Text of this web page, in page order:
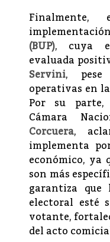
(BUP), cuya
evaluada
Servini, pese
operativas en
Por su
Cámara
Corcuera,
implementa
económico, ya
son más
garantiza
electoral esté
votante,
del acto